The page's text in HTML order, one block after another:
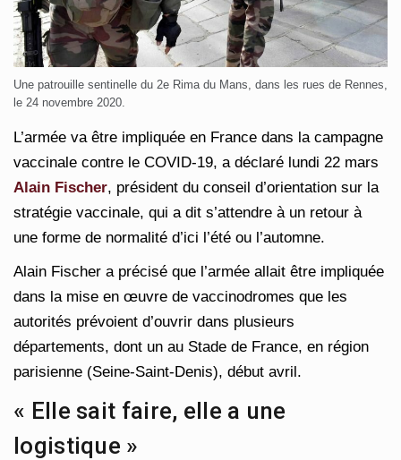
Une patrouille sentinelle du 2e Rima du Mans, dans les rues de Rennes,
le 24 novembre 2020.
L’armée va être impliquée en France dans la campagne
vaccinale contre le COVID-19, a déclaré lundi 22 mars
Alain Fischer, président du conseil d’orientation sur la
stratégie vaccinale, qui a dit s’attendre à un retour à
une forme de normalité d’ici l’été ou l’automne.
Alain Fischer a précisé que l’armée allait être impliquée
dans la mise en œuvre de vaccinodromes que les
autorités prévoient d’ouvrir dans plusieurs
départements, dont un au Stade de France, en région
parisienne (Seine-Saint-Denis), début avril.
« Elle sait faire, elle a une
logistique »